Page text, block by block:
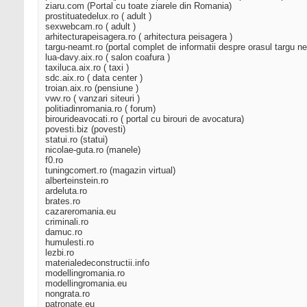
ziaru.com (Portal cu toate ziarele din Romania)
prostituatedelux.ro ( adult )
sexwebcam.ro ( adult )
arhitecturapeisagera.ro ( arhitectura peisagera )
targu-neamt.ro (portal complet de informatii despre orasul targu
lua-davy.aix.ro ( salon coafura )
taxiluca.aix.ro ( taxi )
sdc.aix.ro ( data center )
troian.aix.ro (pensiune )
vwv.ro ( vanzari siteuri )
politiadinromania.ro ( forum)
birourideavocati.ro ( portal cu birouri de avocatura)
povesti.biz (povesti)
statui.ro (statui)
nicolae-guta.ro (manele)
f0.ro
tuningcomert.ro (magazin virtual)
alberteinstein.ro
ardeluta.ro
brates.ro
cazareromania.eu
criminali.ro
damuc.ro
humulesti.ro
lezbi.ro
materialedeconstructii.info
modellingromania.ro
modellingromania.eu
nongrata.ro
patronate.eu